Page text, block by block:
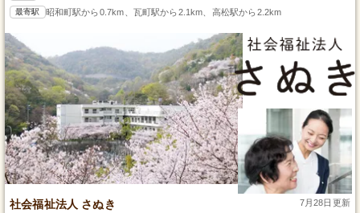
最寄駅 昭和町駅から0.7km、瓦町駅から2.1km、高松駅から2.2km
社会福祉法人 さぬき 7月28日更新